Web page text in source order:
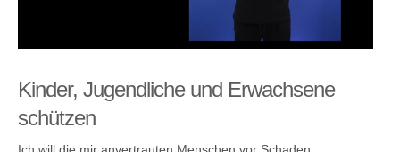
Kinder, Jugendliche und Erwachsene
schützen